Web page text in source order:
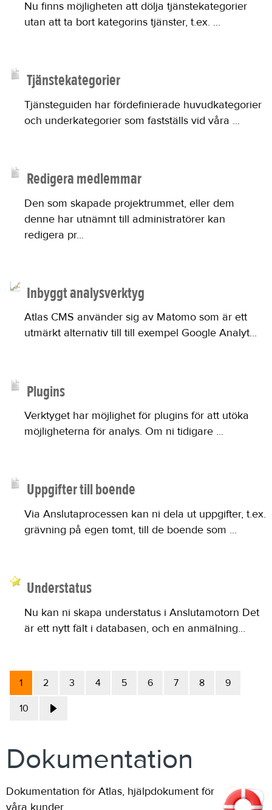
Nu finns möjligheten att dölja tjänstekategorier
utan att ta bort kategorins tjänster, t.ex. ...
Tjänstekategorier
Tjänsteguiden har fördefinierade huvudkategorier
och underkategorier som fastställs vid våra ...
Redigera medlemmar
Den som skapade projektrummet, eller dem
denne har utnämnt till administratörer kan
redigera pr...
Inbyggt analysverktyg
Atlas CMS använder sig av Matomo som är ett
utmärkt alternativ till till exempel Google Analyt...
Plugins
Verktyget har möjlighet för plugins för att utöka
möjligheterna för analys. Om ni tidigare ...
Uppgifter till boende
Via Anslutaprocessen kan ni dela ut uppgifter, t.ex.
grävning på egen tomt, till de boende som ...
Understatus
Nu kan ni skapa understatus i Anslutamotorn Det
är ett nytt fält i databasen, och en anmälning...
1 2 3 4 5 6 7 8 9
10
Dokumentation
Dokumentation för Atlas, hjälpdokument för
våra kunder